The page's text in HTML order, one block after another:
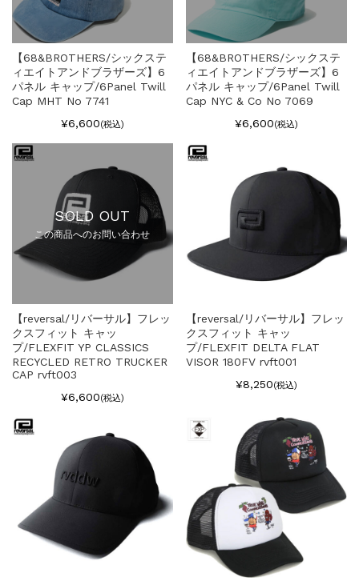
【68&BROTHERS/シックステ
ィエイトアンドブラザーズ】6
パネル キャップ/6Panel Twill
Cap MHT No 7741
¥6,600(税込)
【68&BROTHERS/シックステ
ィエイトアンドブラザーズ】6
パネル キャップ/6Panel Twill
Cap NYC & Co No 7069
¥6,600(税込)
SOLD OUT
この商品へのお問い合わせ
【reversal/リバーサル】フレッ
クスフィット キャッ
プ/FLEXFIT YP CLASSICS
RECYCLED RETRO TRUCKER
CAP rvft003
¥6,600(税込)
【reversal/リバーサル】フレッ
クスフィット キャッ
プ/FLEXFIT DELTA FLAT
VISOR 180FV rvft001
¥8,250(税込)